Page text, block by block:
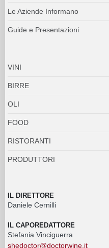
Le Aziende Informano
Guide e Presentazioni
VINI
BIRRE
OLI
FOOD
RISTORANTI
PRODUTTORI
IL DIRETTORE
Daniele Cernilli
IL CAPOREDATTORE
Stefania Vinciguerra
shedoctor@doctorwine.it